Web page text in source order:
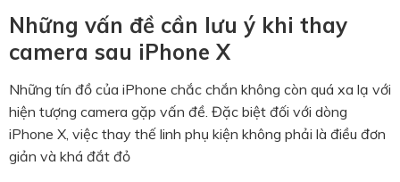
Những vấn đề cần lưu ý khi thay
camera sau iPhone X
Những tín đồ của iPhone chắc chắn không còn quá xa lạ với
hiện tượng camera gặp vấn đề. Đặc biệt đối với dòng
iPhone X, việc thay thế linh phụ kiện không phải là điều đơn
giản và khá đắt đỏ